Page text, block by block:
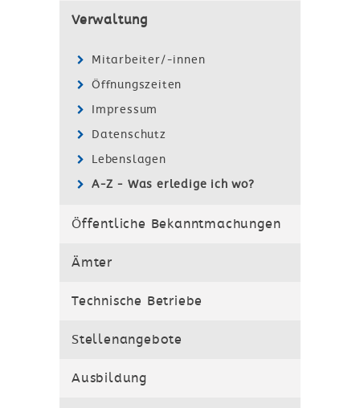
Verwaltung
Mitarbeiter/-innen
Öffnungszeiten
Impressum
Datenschutz
Lebenslagen
A-Z - Was erledige ich wo?
Öffentliche Bekanntmachungen
Ämter
Technische Betriebe
Stellenangebote
Ausbildung